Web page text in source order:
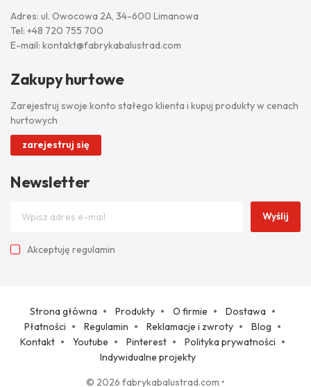
Adres: ul. Owocowa 2A, 34-600 Limanowa
Tel: +48 720 755 700
E-mail: kontakt@fabrykabalustrad.com
Zakupy hurtowe
Zarejestruj swoje konto stałego klienta i kupuj produkty w cenach
hurtowych
zarejestruj się
Newsletter
Wyślij
Akceptuję regulamin
Strona główna Produkty O firmie
Dostawa
Płatności
Regulamin Reklamacje i zwroty
Blog
Kontakt
Youtube Pinterest
Polityka prywatności
Indywidualne projekty
© 2026 fabrykabalustrad.com •